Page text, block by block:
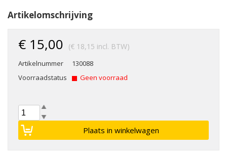
Artikelomschrijving
€ 15,00 (€ 18,15 incl. BTW)
Artikelnummer
130088
Voorraadstatus
Geen voorraad